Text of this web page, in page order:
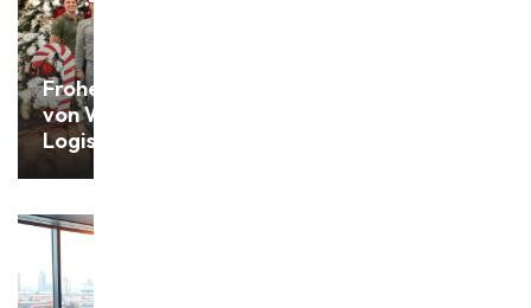
Frohe Weihnachten
von Withofs Bulk
Logistics!